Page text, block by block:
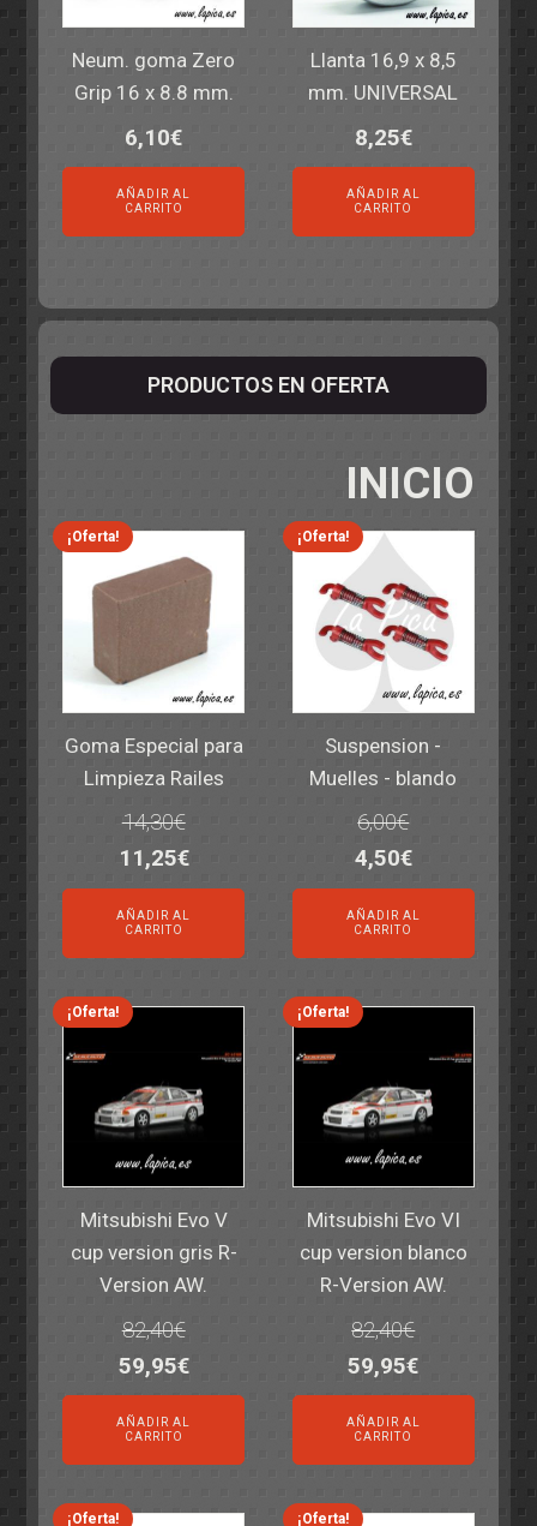
Neum. goma Zero
Grip 16 x 8.8 mm.
6,10€
AÑADIR AL
CARRITO
Llanta 16,9 x 8,5
mm. UNIVERSAL
8,25€
AÑADIR AL
CARRITO
PRODUCTOS EN OFERTA
INICIO
¡Oferta!
Goma Especial para
Limpieza Railes
14,30€
El
precio
original
era:
14,30€.
11,25€El
precio
actual
es:
11,25€.
AÑADIR AL
CARRITO
¡Oferta!
Suspension -
Muelles - blando
6,00€
El
precio
original
era:
6,00€.
4,50€El
precio
actual
es:
4,50€.
AÑADIR AL
CARRITO
¡Oferta!
Mitsubishi Evo V
cup version gris R-
Version AW.
82,40€
El
precio
original
era:
82,40€.
59,95€El
precio
es:
59,95€.
AÑADIR AL
CARRITO
¡Oferta!
Mitsubishi Evo VI
cup version blanco
R-Version AW.
82,40€
El
precio
original
era:
82,40€.
59,95€El
precio
es:
59,95€.
AÑADIR AL
CARRITO
¡Oferta! ¡Oferta!